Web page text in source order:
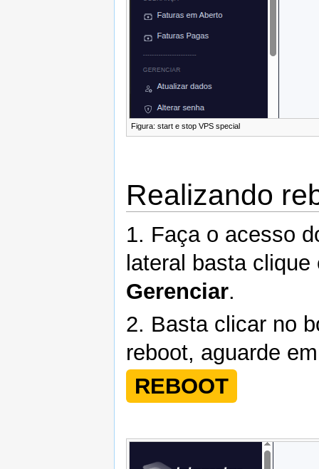
Figura: start e stop VPS special ‎
Realizando
1. Faça o acesso
lateral basta
Gerenciar.
2. Basta clicar no
reboot, aguarde
REBOOT